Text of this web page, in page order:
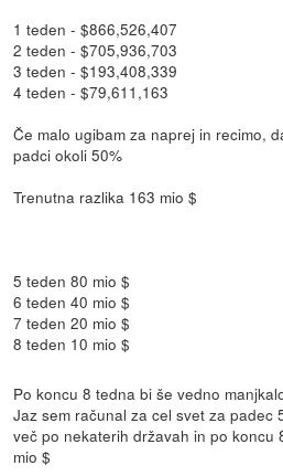
1 teden - $866,526,407
2 teden - $705,936,703
3 teden - $193,408,339
4 teden - $79,611,163
Če malo ugibam za naprej in recimo,
padci okoli 50%
Trenutna razlika 163 mio $
5 teden 80 mio $
6 teden 40 mio $
7 teden 20 mio $
8 teden 10 mio $
Po koncu 8 tedna bi še vedno
Jaz sem računal za cel svet za padec
več po nekaterih državah in po koncu
mio $